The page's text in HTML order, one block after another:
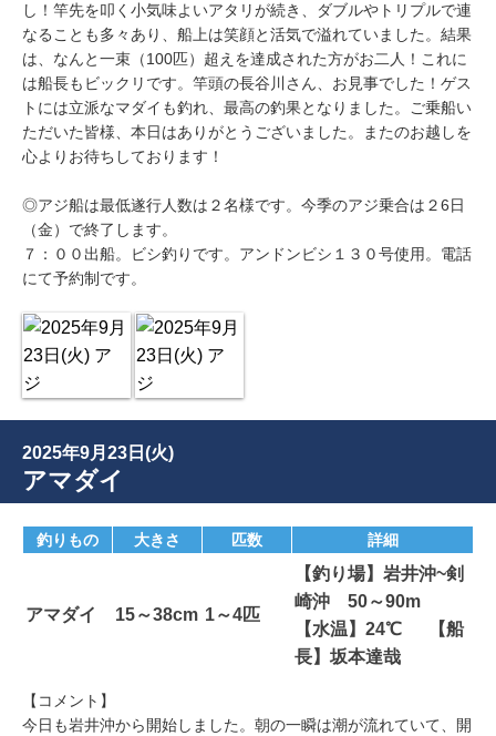
し！竿先を叩く小気味よいアタリが続き、ダブルやトリプルで連
なることも多々あり、船上は笑顔と活気で溢れていました。結果
は、なんと一束（100匹）超えを達成された方がお二人！これに
は船長もビックリです。竿頭の長谷川さん、お見事でした！ゲス
トには立派なマダイも釣れ、最高の釣果となりました。ご乗船い
ただいた皆様、本日はありがとうございました。またのお越しを
心よりお待ちしております！
◎アジ船は最低遂行人数は２名様です。今季のアジ乗合は２6日
（金）で終了します。
７：００出船。ビシ釣りです。アンドンビシ１３０号使用。電話
にて予約制です。
2025年9月23日(火)
アマダイ
釣りもの 大きさ 匹数 詳細
アマダイ 15～38cm 1～4匹
【釣り場】岩井沖~剣
崎沖 50～90m
【水温】24℃ 【船
長】坂本達哉
【コメント】
今日も岩井沖から開始しました。朝の一瞬は潮が流れていて、開